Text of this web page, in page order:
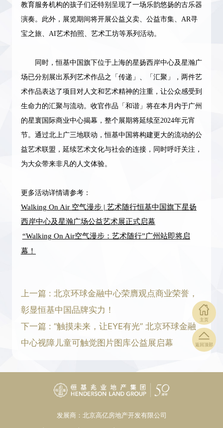
教育服务机构的孩子们还特别呈现了一场 乐韵悠扬的古乐器
演奏。 此外，展览期间将开展公益义卖、公益市集、 AR寻
宝之旅、AI艺术拍照、艺术工坊等系列活动。
同时，恒基中国旗下位于上海的星扬西岸中心及星瀚广
场已分别展出 系列艺术作品之「传递」、「汇聚」
，两件艺
术作品表达了项目对人文和艺术精神的注重，让公众感受到
生命力的汇聚与流动。收官作品「和谐」将在本月内于广州
的星寰国际商业中心揭幕，整个展期将延续至 2024年元宵
节。 通过北上广三地联动，恒基中国将构建更大的流动的公
益艺术联盟，延续艺术文化与社会的连接，同时呼吁关注，
为大众带来非凡的人文体验。
更多活动详情请参考：
Walking On Air 空气漫步 | 艺术随行恒基中国旗下星扬
西岸中心及星瀚广场公益艺术展正式启幕
“Walking On Air空气漫步：艺术随行”广州站即将启
幕！
上一篇 : 北京环球金融中心荣膺观点商业荣誉，
彰显恒基中国品牌实力！
下一篇 : “触摸未来，让EYE有光” 北京环球金融
中心视障儿童可触觉图片图库公益展启幕
发展商：北京高亿房地产开发有限公司
主页
返回顶部